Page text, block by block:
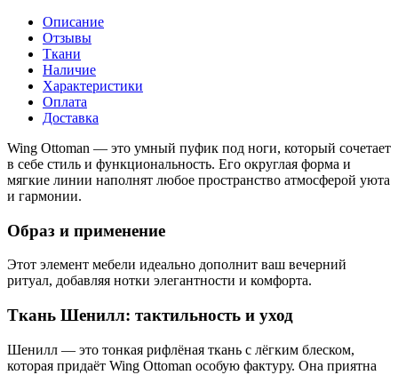
Описание
Отзывы
Ткани
Наличие
Характеристики
Оплата
Доставка
Wing Ottoman — это умный пуфик под ноги, который сочетает
в себе стиль и функциональность. Его округлая форма и
мягкие линии наполнят любое пространство атмосферой уюта
и гармонии.
Образ и применение
Этот элемент мебели идеально дополнит ваш вечерний
ритуал, добавляя нотки элегантности и комфорта.
Ткань Шенилл: тактильность и уход
Шенилл — это тонкая рифлёная ткань с лёгким блеском,
которая придаёт Wing Ottoman особую фактуру. Она приятна